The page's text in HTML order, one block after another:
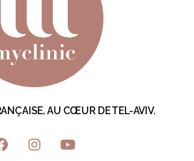
AU CŒUR DE TEL-AVIV.